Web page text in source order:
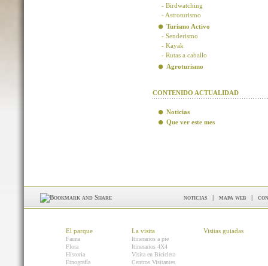
- Birdwatching
- Astroturismo
Turismo Activo
- Senderismo
- Kayak
- Rutas a caballo
Agroturismo
CONTENIDO ACTUALIDAD
Noticias
Que ver este mes
noticias | mapa web |
El parque
Fauna
Flora
Historia
Etnografía
La visita
Itinerarios a pie
Itinerarios 4X4
Visita en Bicicleta
Centros Visitantes
Visitas guiadas